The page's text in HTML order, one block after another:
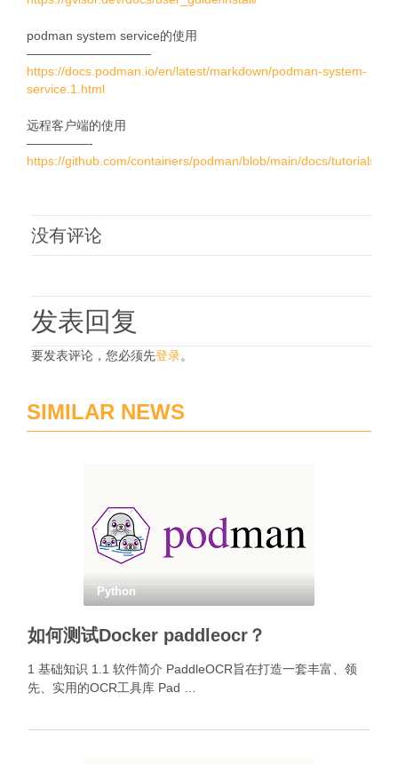
podman system service的使用
——————————
https://docs.podman.io/en/latest/markdown/podman-system-
service.1.html
远程客户端的使用
—————-
https://github.com/containers/podman/blob/main/docs/tutorials/
没有评论
发表回复
要发表评论，您必须先登录。
SIMILAR NEWS
Python
如何测试Docker paddleocr？
1 基础知识 1.1 软件简介 PaddleOCR旨在打造一套丰富、领
先、实用的OCR工具库 Pad …